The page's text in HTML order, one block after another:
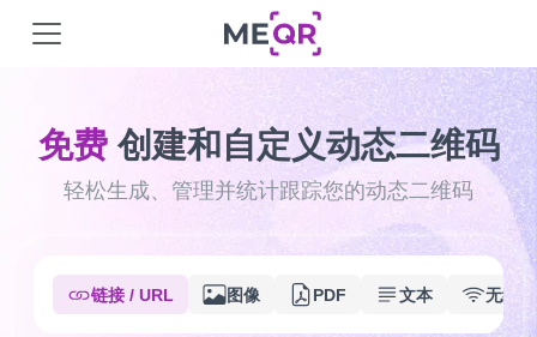
免费创建和自定义动态二维码
轻松生成、管理并统计跟踪您的动态二维码
链接 / URL 图像 PDF 文本 无线